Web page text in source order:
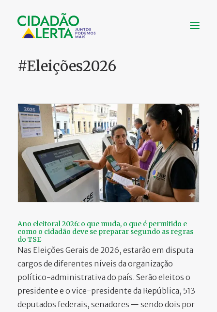
NOTÍCIAS
UTILIDADE
CONHEÇA
CONTATO
FAÇA UMA DOAÇÃO
PARTICIPE
#Eleições2026
Ano eleitoral 2026: o que muda, o que é permitido e
como o cidadão deve se preparar segundo as regras
do TSE
Nas Eleições Gerais de 2026, estarão em disputa
cargos de diferentes níveis da organização
político-administrativa do país. Serão eleitos o
presidente e o vice-presidente da República, 513
deputados federais, senadores — sendo dois por